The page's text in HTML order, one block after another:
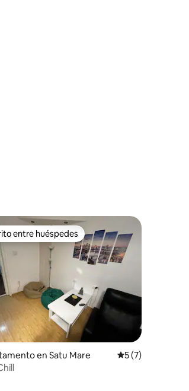
entre huéspedes
entre huéspedes
en Satu Mare Calificación
5 (7)